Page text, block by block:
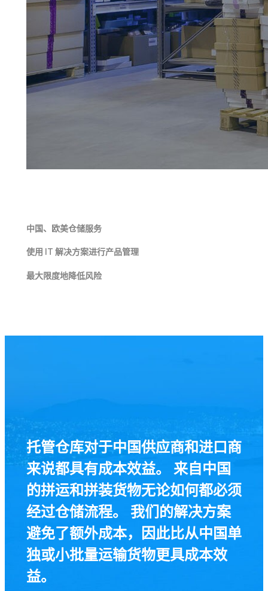
中国、欧美仓储服务
使用 IT 解决方案进行产品管理
最大限度地降低风险
托管仓库对于中国供应商和进口商
来说都具有成本效益。 来自中国
的拼运和拼装货物无论如何都必须
经过仓储流程。 我们的解决方案
避免了额外成本，因此比从中国单
独或小批量运输货物更具成本效
益。